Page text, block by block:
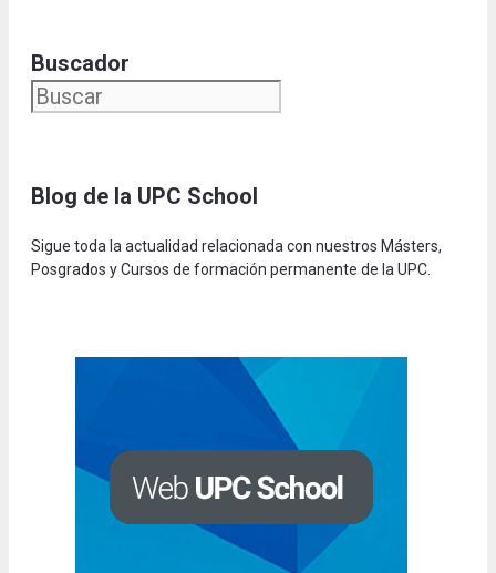
Buscador
Blog de la UPC School
Sigue toda la actualidad relacionada con nuestros Másters,
Posgrados y Cursos de formación permanente de la UPC.